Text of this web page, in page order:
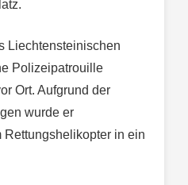
Liechtensteinischen
Polizeipatrouille
Ort. Aufgrund der
wurde er
in ein